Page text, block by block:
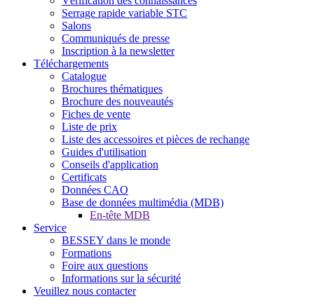
Serrage rapide variable STC
Salons
Communiqués de presse
Inscription à la newsletter
Téléchargements
Catalogue
Brochures thématiques
Brochure des nouveautés
Fiches de vente
Liste de prix
Liste des accessoires et pièces de rechange
Guides d'utilisation
Conseils d'application
Certificats
Données CAO
Base de données multimédia (MDB)
En-tête MDB
Service
BESSEY dans le monde
Formations
Foire aux questions
Informations sur la sécurité
Veuillez nous contacter